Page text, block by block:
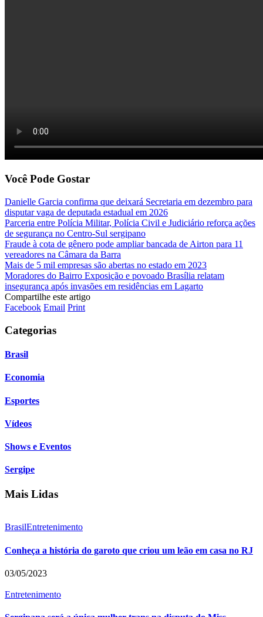
Você Pode Gostar
Danielle Garcia confirma que deixará Secretaria em dezembro para
disputar vaga de deputada estadual em 2026
Parceria entre Polícia Militar, Polícia Civil e Judiciário reforça ações
de segurança no Centro-Sul sergipano
Fraude à cota de gênero pode ampliar bancada de Airton para 11
vereadores na Câmara da Barra
Mais de 5 mil empresas são abertas no estado em 2023
Moradores do Bairro Exposição e povoado Brasília relatam
insegurança após invasões em residências em Lagarto
Compartilhe este artigo
Facebook Email Print
Categorias
Brasil
Economia
Esportes
Vídeos
Shows e Eventos
Sergipe
Mais Lidas
BrasilEntretenimento
Conheça a história do garoto que criou um leão em casa no RJ
03/05/2023
Entretenimento